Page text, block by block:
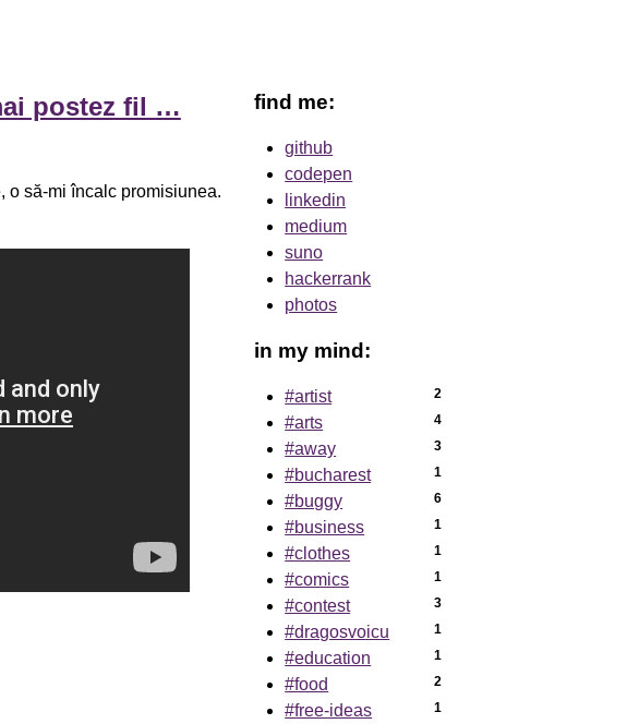
postez fil …
o să-mi încalc promisiunea.
find me:
github
codepen
linkedin
medium
suno
hackerrank
photos
in my mind:
#artist 2
#arts 4
#away 3
#bucharest 1
#buggy 6
#business 1
#clothes 1
#comics 1
#contest 3
#dragosvoicu 1
#education 1
#food 2
#free-ideas 1